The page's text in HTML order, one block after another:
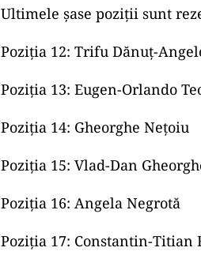
Poziția 9: Mihai-Ioan Lasca
Poziția 10: Rareș Lazăr –
Această zonă mediană a
Poziția a 11-a este ocupată
electorale „Dreptate pentru
context electoral marcat de